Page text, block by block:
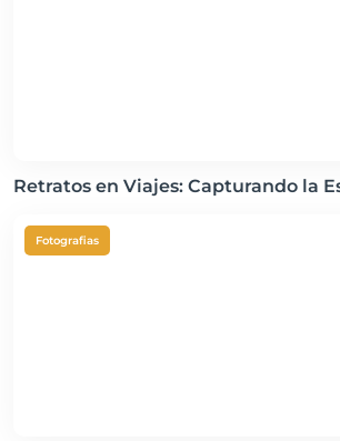
Retratos en Viajes: Capturando la
Fotografias